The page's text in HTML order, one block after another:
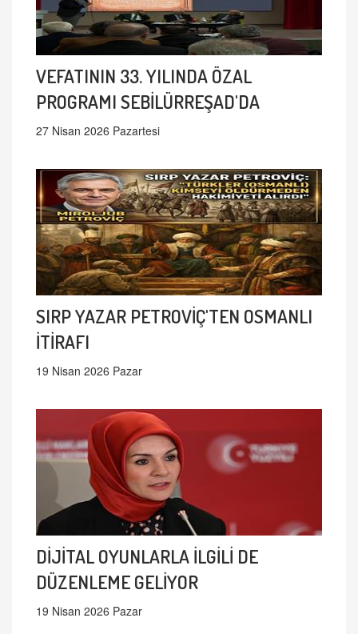
VEFATININ 33. YILINDA ÖZAL
PROGRAMI SEBİLÜRREŞAD'DA
27 Nisan 2026 Pazartesi
SIRP YAZAR PETROVİÇ'TEN OSMANLI
İTİRAFI
19 Nisan 2026 Pazar
DİJİTAL OYUNLARLA İLGİLİ DE
DÜZENLEME GELİYOR
19 Nisan 2026 Pazar